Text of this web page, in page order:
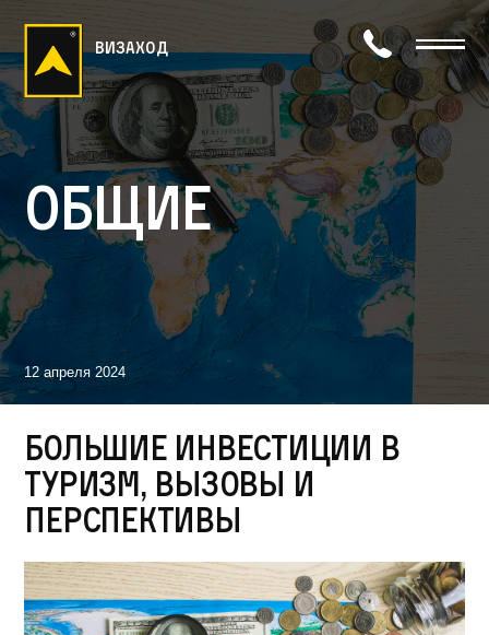
визаход
Общие
12 апреля 2024
Большие инвестиции в
туризм, вызовы и
перспективы